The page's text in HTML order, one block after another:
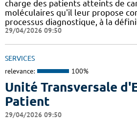
charge des patients atteints de
moléculaires qu'il leur propose
processus diagnostique, à la
29/04/2026 09:50
SERVICES
relevance: 100%
Unité Transversale
Patient
29/04/2026 09:50